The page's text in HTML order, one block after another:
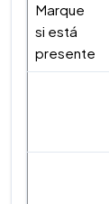
Marque
si está
presente